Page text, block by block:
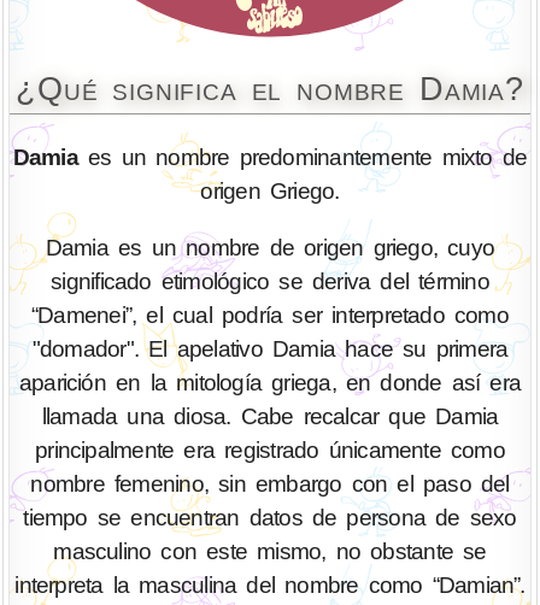
¿Qué significa el nombre Damia?
Damiaes un nombre predominantemente mixto de
origen Griego.
Damia es un nombre de origen griego, cuyo
significado etimológico se deriva del término
“Damenei”, el cual podría ser interpretado como
"domador". El apelativo Damia hace su primera
aparición en la mitología griega, en donde así era
llamada una diosa. Cabe recalcar que Damia
principalmente era registrado únicamente como
nombre femenino, sin embargo con el paso del
tiempo se encuentran datos de persona de sexo
masculino con este mismo, no obstante se
interpreta la masculina del nombre como “Damian”.